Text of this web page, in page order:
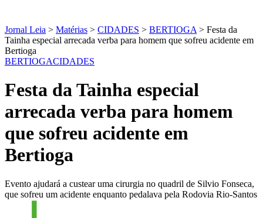
Jornal Leia > Matérias > CIDADES > BERTIOGA > Festa da
Tainha especial arrecada verba para homem que sofreu acidente em
Bertioga
BERTIOGACIDADES
Festa da Tainha especial
arrecada verba para homem
que sofreu acidente em
Bertioga
Evento ajudará a custear uma cirurgia no quadril de Silvio Fonseca,
que sofreu um acidente enquanto pedalava pela Rodovia Rio-Santos